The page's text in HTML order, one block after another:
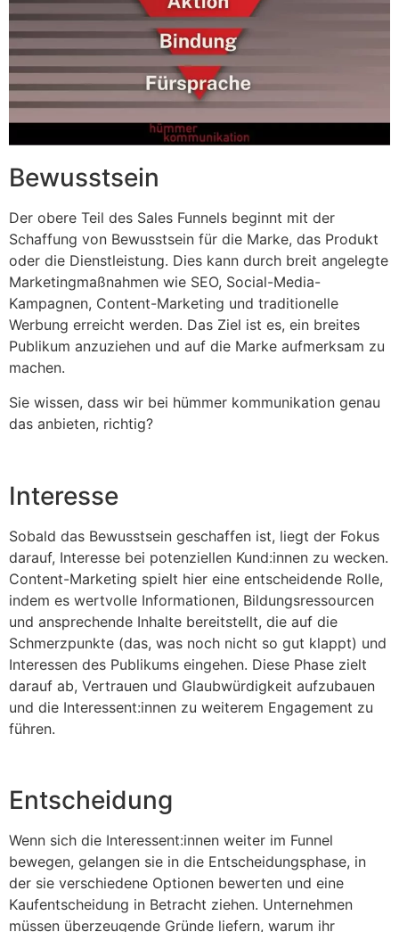
Bewusstsein
Der obere Teil des Sales Funnels beginnt mit der
Schaffung von Bewusstsein für die Marke, das Produkt
oder die Dienstleistung. Dies kann durch breit angelegte
Marketingmaßnahmen wie SEO, Social-Media-
Kampagnen, Content-Marketing und traditionelle
Werbung erreicht werden. Das Ziel ist es, ein breites
Publikum anzuziehen und auf die Marke aufmerksam zu
machen.
Sie wissen, dass wir bei hümmer kommunikation genau
das anbieten, richtig?
Interesse
Sobald das Bewusstsein geschaffen ist, liegt der Fokus
darauf, Interesse bei potenziellen Kund:innen zu wecken.
Content-Marketing spielt hier eine entscheidende Rolle,
indem es wertvolle Informationen, Bildungsressourcen
und ansprechende Inhalte bereitstellt, die auf die
Schmerzpunkte (das, was noch nicht so gut klappt) und
Interessen des Publikums eingehen. Diese Phase zielt
darauf ab, Vertrauen und Glaubwürdigkeit aufzubauen
und die Interessent:innen zu weiterem Engagement zu
führen.
Entscheidung
Wenn sich die Interessent:innen weiter im Funnel
bewegen, gelangen sie in die Entscheidungsphase, in
der sie verschiedene Optionen bewerten und eine
Kaufentscheidung in Betracht ziehen. Unternehmen
müssen überzeugende Gründe liefern, warum ihr